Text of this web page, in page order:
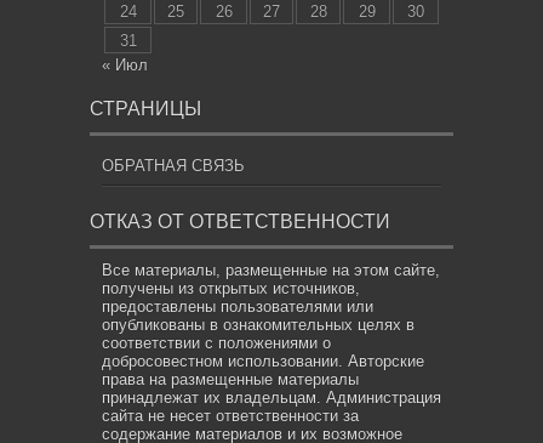
24
25 26 27 28 29
30
31
« Июл
СТРАНИЦЫ
ОБРАТНАЯ СВЯЗЬ
ОТКАЗ ОТ ОТВЕТСТВЕННОСТИ
Все материалы, размещенные на этом сайте,
получены из открытых источников,
предоставлены пользователями или
опубликованы в ознакомительных целях в
соответствии с положениями о
добросовестном использовании. Авторские
права на размещенные материалы
принадлежат их владельцам. Администрация
сайта не несет ответственности за
содержание материалов и их возможное